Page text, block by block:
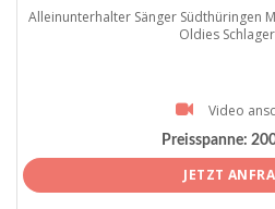
Alleinunterhalter Sänger Südthüringen
Oldies
Video
Preisspanne:
JETZT